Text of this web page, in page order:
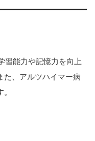
習能力や記憶力を向上
た、アルツハイマー病